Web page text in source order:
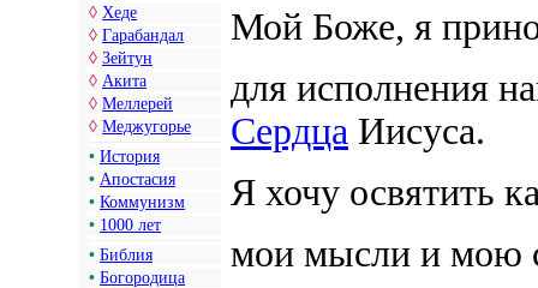
◊ Хеде
◊ Гарабандал
◊ Зейтун
◊ Акита
◊ Меллерей
◊ Меджугорье
• История
• Апостасия
• Коммунизм
• 1000 лет
• Библия
• Богородица
Мой Боже, я
для исполнения
Сердца Иисуса.
Я хочу освятить
мои мысли и мою